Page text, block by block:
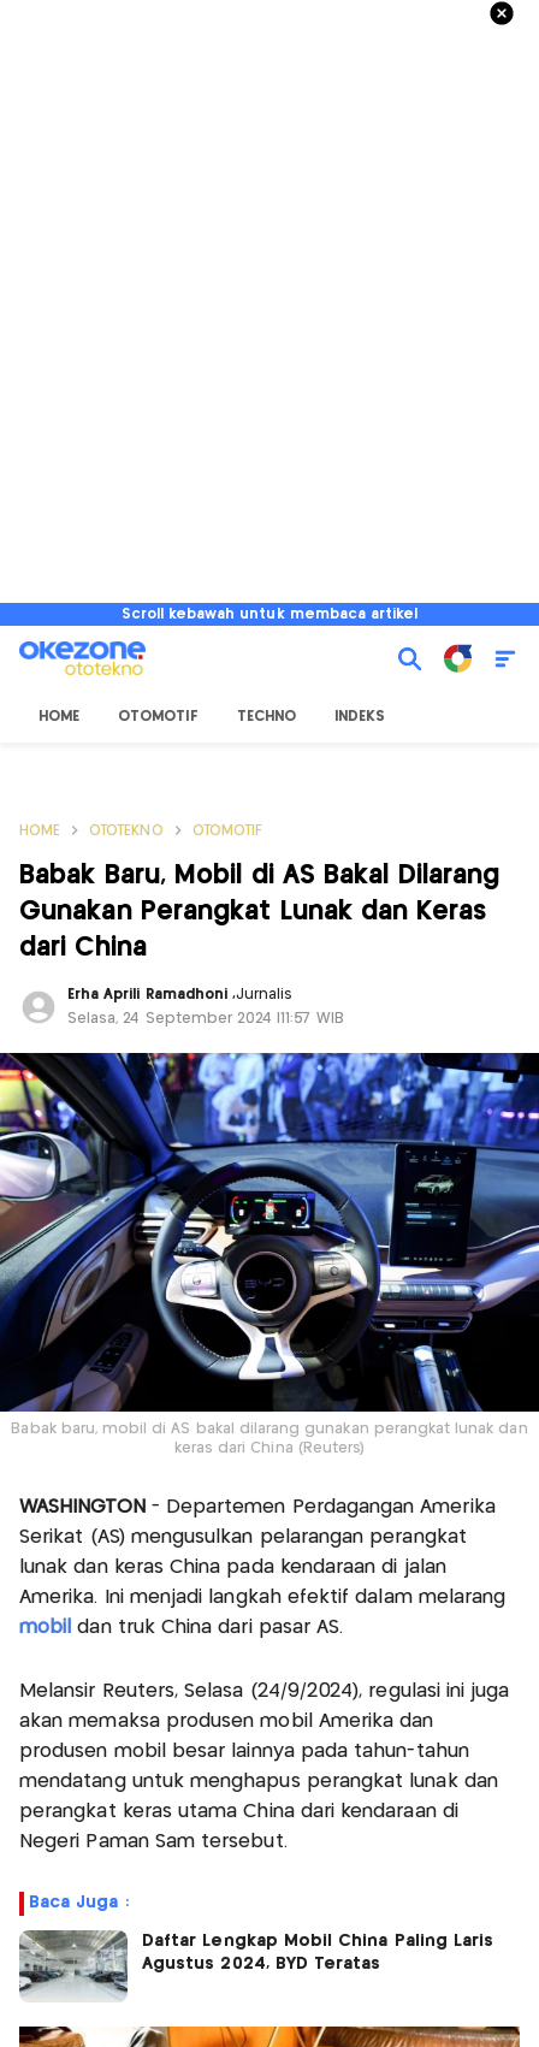
Scroll kebawah untuk membaca artikel
HOME OTOMOTIF TECHNO INDEKS
HOME OTOTEKNO OTOMOTIF
Babak Baru, Mobil di AS Bakal Dilarang
Gunakan Perangkat Lunak dan Keras
dari China
Erha Aprili Ramadhoni,Jurnalis
Selasa, 24 September 2024 |11:57 WIB
Babak baru, mobil di AS bakal dilarang gunakan perangkat lunak dan
keras dari China (Reuters)
WASHINGTON - Departemen Perdagangan Amerika
Serikat (AS) mengusulkan pelarangan perangkat
lunak dan keras China pada kendaraan di jalan
Amerika. Ini menjadi langkah efektif dalam melarang
mobil dan truk China dari pasar AS.
Melansir Reuters, Selasa (24/9/2024), regulasi ini juga
akan memaksa produsen mobil Amerika dan
produsen mobil besar lainnya pada tahun-tahun
mendatang untuk menghapus perangkat lunak dan
perangkat keras utama China dari kendaraan di
Negeri Paman Sam tersebut.
Baca Juga :
Daftar Lengkap Mobil China Paling Laris
Agustus 2024, BYD Teratas